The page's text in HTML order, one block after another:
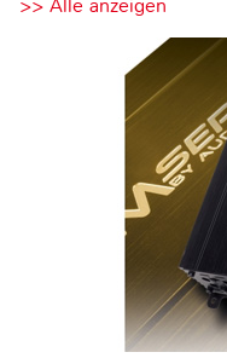
>> Alle anzeigen